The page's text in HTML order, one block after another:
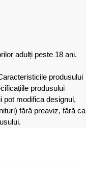
adulți peste 18 ani.
produsului
produsului
pot modifica designul,
fără preaviz, fără ca